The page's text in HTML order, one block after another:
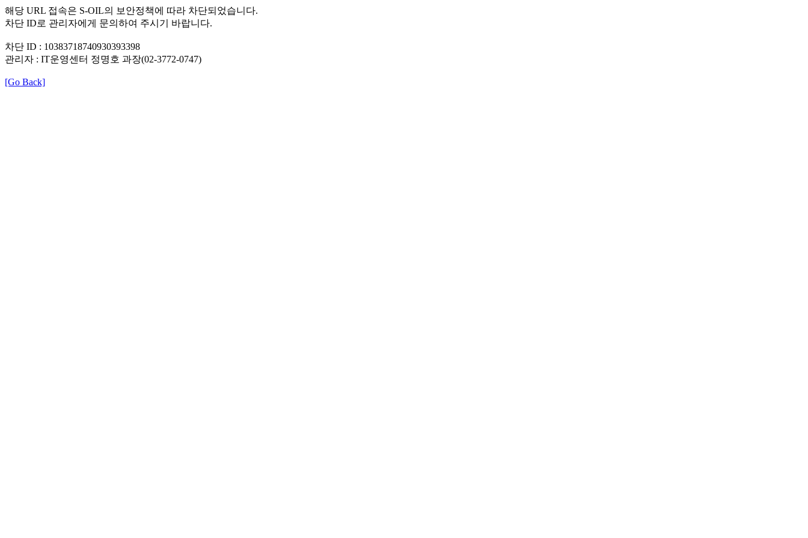
해당 URL 접속은 S-OIL의 보안정책에 따라 차단되었습니다.
차단 ID로 관리자에게 문의하여 주시기 바랍니다.
차단 ID : 10383718740930393398
관리자 : IT운영센터 정명호 과장(02-3772-0747)
[Go Back]